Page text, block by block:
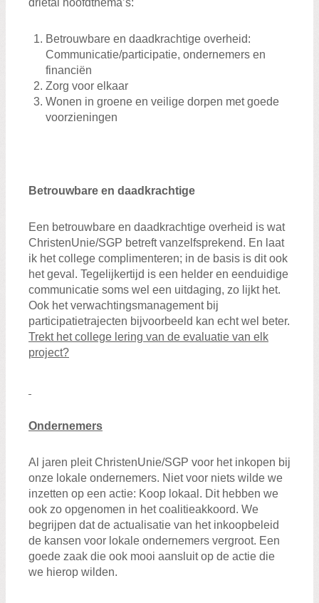
drietal hoofdthema’s:
Betrouwbare en daadkrachtige overheid:
Communicatie/participatie, ondernemers en
financiën
Zorg voor elkaar
Wonen in groene en veilige dorpen met goede
voorzieningen
Betrouwbare en daadkrachtige
Een betrouwbare en daadkrachtige overheid is wat
ChristenUnie/SGP betreft vanzelfsprekend. En laat
ik het college complimenteren; in de basis is dit ook
het geval. Tegelijkertijd is een helder en eenduidige
communicatie soms wel een uitdaging, zo lijkt het.
Ook het verwachtingsmanagement bij
participatietrajecten bijvoorbeeld kan echt wel beter.
Trekt het college lering van de evaluatie van elk
project?
Ondernemers
Al jaren pleit ChristenUnie/SGP voor het inkopen bij
onze lokale ondernemers. Niet voor niets wilde we
inzetten op een actie: Koop lokaal. Dit hebben we
ook zo opgenomen in het coalitieakkoord. We
begrijpen dat de actualisatie van het inkoopbeleid
de kansen voor lokale ondernemers vergroot. Een
goede zaak die ook mooi aansluit op de actie die
we hierop wilden.